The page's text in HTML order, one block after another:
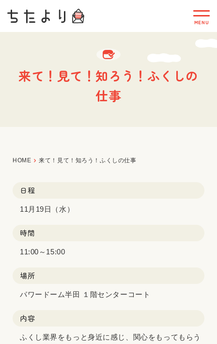
来て！見て！知ろう！ふくしの
仕事
HOME 来て！見て！知ろう！ふくしの仕事
日程
11月19日（水）
時間
11:00～15:00
場所
パワードーム半田 １階センターコート
内容
ふくし業界をもっと身近に感じ、関心をもってもらう